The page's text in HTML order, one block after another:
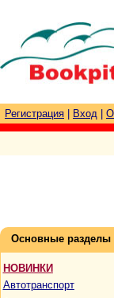
Регистрация Вход О
Основные разделы
НОВИНКИ
Автотранспорт